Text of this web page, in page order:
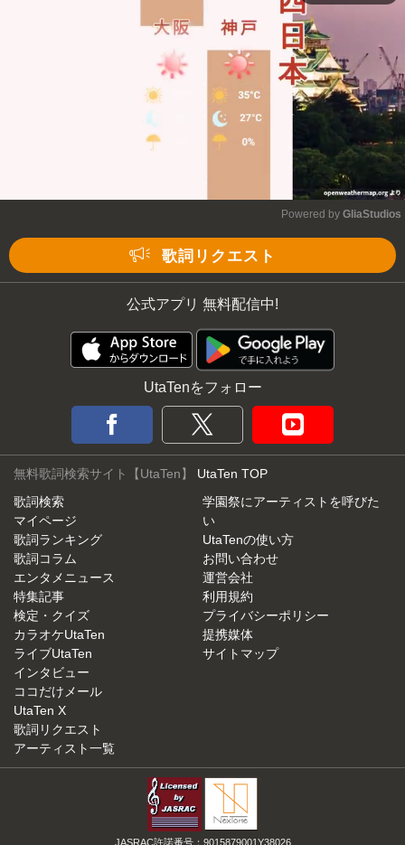
Powered by GliaStudios
歌詞リクエスト
公式アプリ 無料配信中!
UtaTenをフォロー
無料歌詞検索サイト【UtaTen】 UtaTen TOP
歌詞検索
マイページ
歌詞ランキング
歌詞コラム
エンタメニュース
特集記事
検定・クイズ
カラオケUtaTen
ライブUtaTen
インタビュー
ココだけメール
UtaTen X
歌詞リクエスト
アーティスト一覧
学園祭にアーティストを呼びた
い
UtaTenの使い方
お問い合わせ
運営会社
利用規約
プライバシーポリシー
提携媒体
サイトマップ
JASRAC許諾番号：9015879001Y38026